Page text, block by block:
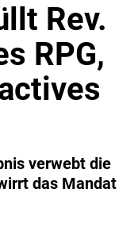
Rev.
RPG,
verwebt die
das Mandat